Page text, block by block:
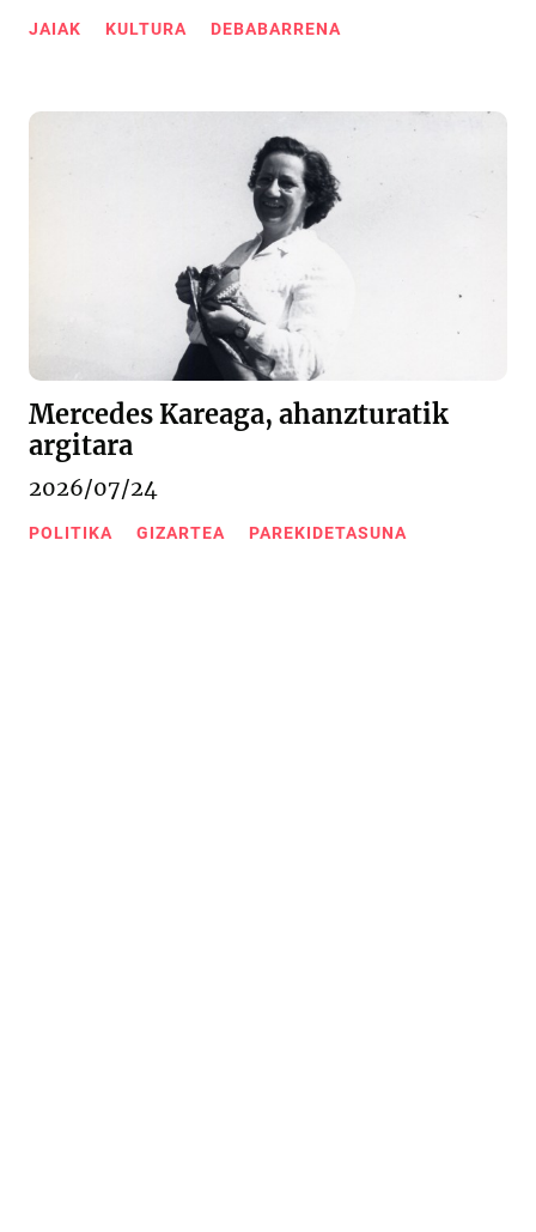
JAIAK KULTURA DEBABARRENA
Mercedes Kareaga, ahanzturatik
argitara
2026/07/24
POLITIKA GIZARTEA PAREKIDETASUNA